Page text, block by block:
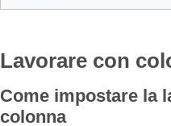
Lavorare con
Come impostare la
colonna